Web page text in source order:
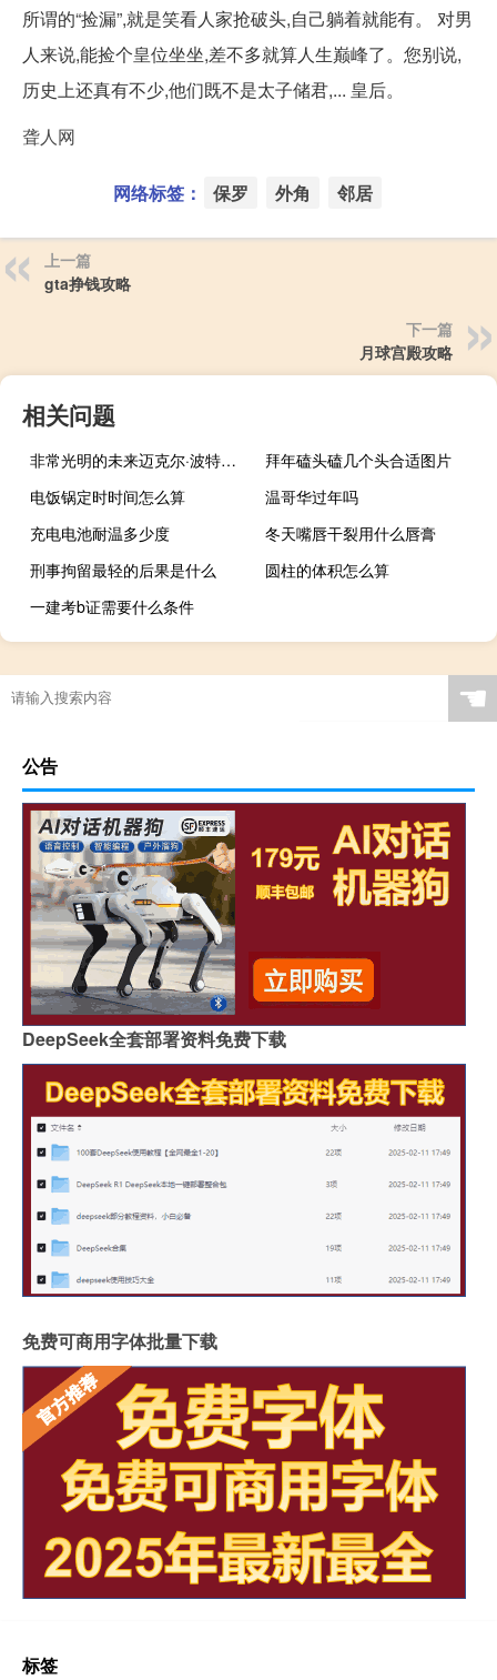
所谓的“捡漏”,就是笑看人家抢破头,自己躺着就能有。 对男
人来说,能捡个皇位坐坐,差不多就算人生巅峰了。您别说,
历史上还真有不少,他们既不是太子储君,... 皇后。
聋人网
网络标签： 保罗 外角 邻居
上一篇
gta挣钱攻略
下一篇
月球宫殿攻略
相关问题
非常光明的未来迈克尔·波特作为职业球员最好的职业 可以帮助掘金击败步行者
拜年磕头磕几个头合适图片
电饭锅定时时间怎么算
温哥华过年吗
充电电池耐温多少度
冬天嘴唇干裂用什么唇膏
刑事拘留最轻的后果是什么
圆柱的体积怎么算
一建考b证需要什么条件
☚
公告
DeepSeek全套部署资料免费下载
免费可商用字体批量下载
标签